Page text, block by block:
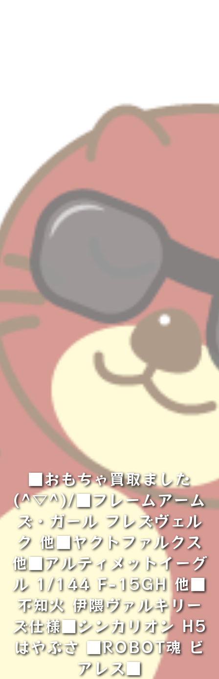
■おもちゃ買取ました
(^▽^)/■フレームアーム
ズ・ガール フレズヴェル
ク 他■ヤクトファルクス
他■アルティメットイーグ
ル 1/144 F-15GH 他■
不知火 伊隈ヴァルキリー
ズ仕様■シンカリオン H5
はやぶさ ■ROBOT魂 ビ
アレス■